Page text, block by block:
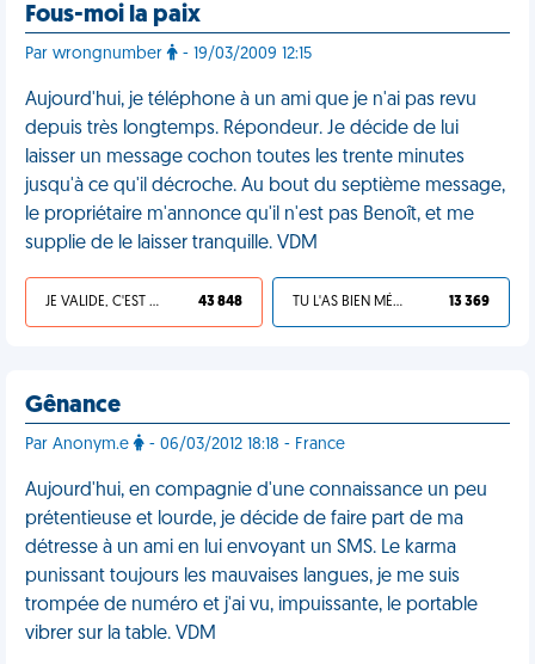
Fous-moi la paix
Par wrongnumber - 19/03/2009 12:15
Aujourd'hui, je téléphone à un ami que je n'ai pas revu
depuis très longtemps. Répondeur. Je décide de lui
laisser un message cochon toutes les trente minutes
jusqu'à ce qu'il décroche. Au bout du septième message,
le propriétaire m'annonce qu'il n'est pas Benoît, et me
supplie de le laisser tranquille. VDM
JE VALIDE, C'EST UNE VDM 43 848 TU L'AS BIEN MÉRITÉ 13 369
Gênance
Par Anonym.e - 06/03/2012 18:18 - France
Aujourd'hui, en compagnie d'une connaissance un peu
prétentieuse et lourde, je décide de faire part de ma
détresse à un ami en lui envoyant un SMS. Le karma
punissant toujours les mauvaises langues, je me suis
trompée de numéro et j'ai vu, impuissante, le portable
vibrer sur la table. VDM